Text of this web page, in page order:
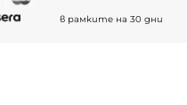
в рамките на 30 дни